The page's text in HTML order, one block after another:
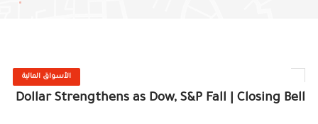
الأسواق المالية
Dollar Strengthens as Dow, S&P Fall | Closing Bell